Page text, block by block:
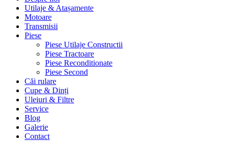
Utilaje & Atașamente
Motoare
Transmisii
Piese
Piese Utilaje Constructii
Piese Tractoare
Piese Reconditionate
Piese Second
Căi rulare
Cupe & Dinți
Uleiuri & Filtre
Service
Blog
Galerie
Contact